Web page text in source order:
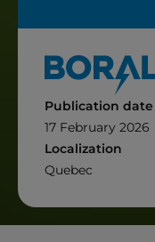
Publication date
17 February 2026
Localization
Quebec